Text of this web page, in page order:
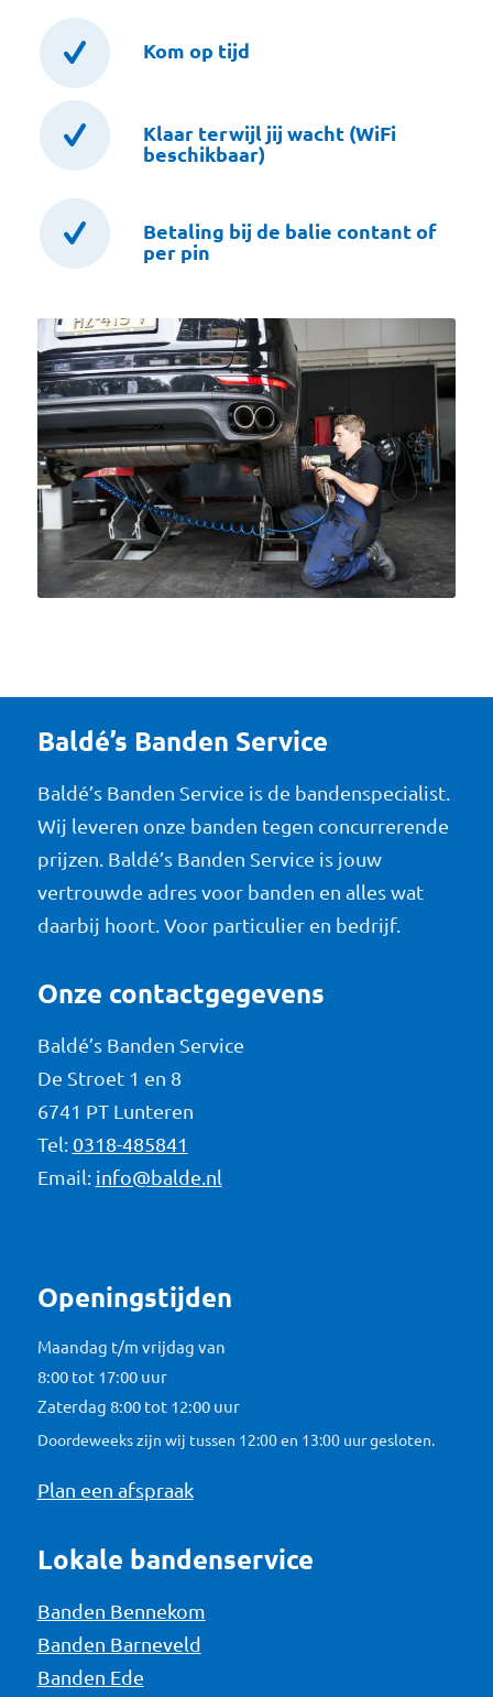
Kom op tijd
Klaar terwijl jij wacht (WiFi
beschikbaar)
Betaling bij de balie contant of
per pin
Baldé’s Banden Service
Baldé’s Banden Service is de bandenspecialist.
Wij leveren onze banden tegen concurrerende
prijzen. Baldé’s Banden Service is jouw
vertrouwde adres voor banden en alles wat
daarbij hoort. Voor particulier en bedrijf.
Onze contactgegevens
Baldé’s Banden Service
De Stroet 1 en 8
6741 PT Lunteren
Tel: 0318-485841
Email: info@balde.nl
Openingstijden
Maandag t/m vrijdag van
8:00 tot 17:00 uur
Zaterdag 8:00 tot 12:00 uur
Doordeweeks zijn wij tussen 12:00 en 13:00 uur gesloten.
Plan een afspraak
Lokale bandenservice
Banden Bennekom
Banden Barneveld
Banden Ede